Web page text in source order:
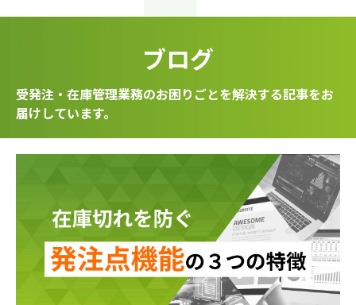
機能一覧
導入事例
お知らせ
ブログ
受発注・在庫管理業務のお困りごとを解決する記事をお
届けしています。